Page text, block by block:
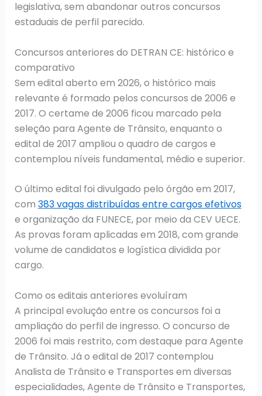
legislativa, sem abandonar outros concursos
estaduais de perfil parecido.
Concursos anteriores do DETRAN CE: histórico e
comparativo
Sem edital aberto em 2026, o histórico mais
relevante é formado pelos concursos de 2006 e
2017. O certame de 2006 ficou marcado pela
seleção para Agente de Trânsito, enquanto o
edital de 2017 ampliou o quadro de cargos e
contemplou níveis fundamental, médio e superior.
O último edital foi divulgado pelo órgão em 2017,
com 383 vagas distribuídas entre cargos efetivos
e organização da FUNECE, por meio da CEV UECE.
As provas foram aplicadas em 2018, com grande
volume de candidatos e logística dividida por
cargo.
Como os editais anteriores evoluíram
A principal evolução entre os concursos foi a
ampliação do perfil de ingresso. O concurso de
2006 foi mais restrito, com destaque para Agente
de Trânsito. Já o edital de 2017 contemplou
Analista de Trânsito e Transportes em diversas
especialidades, Agente de Trânsito e Transportes,